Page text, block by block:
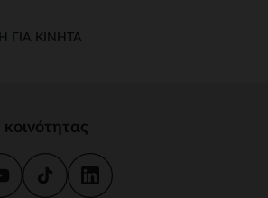
ΓΙΑ ΚΙΝΗΤΆ
κοινότητας